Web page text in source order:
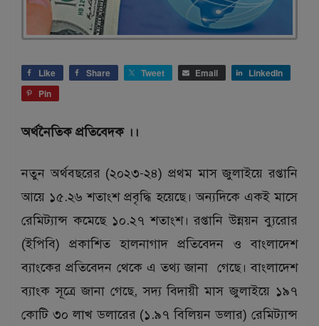
Like Share Tweet Email
LinkedIn
Pin
অর্থনৈতিক প্রতিবেদক ।।
নতুন অর্থবছরের (২০২৩-২৪) প্রথম মাস জুলাইয়ে রপ্তানি
আয়ে ১৫.২৬ শতাংশ প্রবৃদ্ধি হয়েছে। অন্যদিকে একই মাসে
রেমিট্যান্স কমেছে ১০.২৭ শতাংশ। রপ্তানি উন্নয়ন ব্যুরোর
(ইপিবি) প্রকাশিত হালনাগাদ প্রতিবেদন ও বাংলাদেশ
ব্যাংকের প্রতিবেদন থেকে এ তথ্য জানা গেছে। বাংলাদেশ
ব্যাংক সূত্রে জানা গেছে, সদ্য বিদায়ী মাস জুলাইয়ে ১৯৭
কোটি ৩০ লাখ ডলারের (১.৯৭ বিলিয়ন ডলার) রেমিট্যান্স